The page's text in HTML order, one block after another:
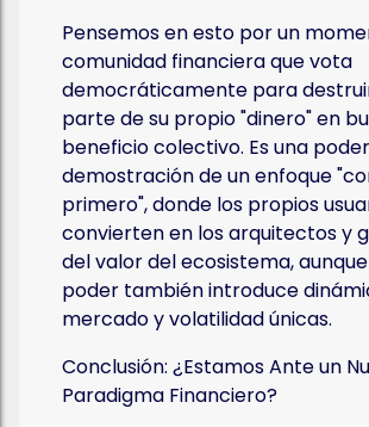
Pensemos en esto por un
comunidad financiera que vota
democráticamente para
parte de su propio "dinero" en
beneficio colectivo. Es una
demostración de un enfoque
primero", donde los propios
convierten en los arquitectos y
del valor del ecosistema,
poder también introduce
mercado y volatilidad únicas.
Conclusión: ¿Estamos Ante un
Paradigma Financiero?